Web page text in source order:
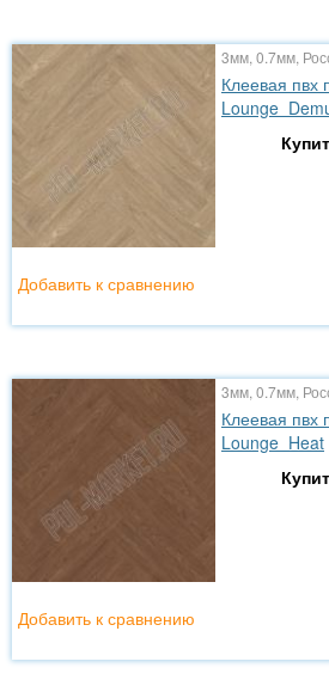
3мм, 0.7мм,
Клеевая пвх
Lounge
Добавить к сравнению
3мм, 0.7мм,
Клеевая пвх
Lounge Heat
Добавить к сравнению